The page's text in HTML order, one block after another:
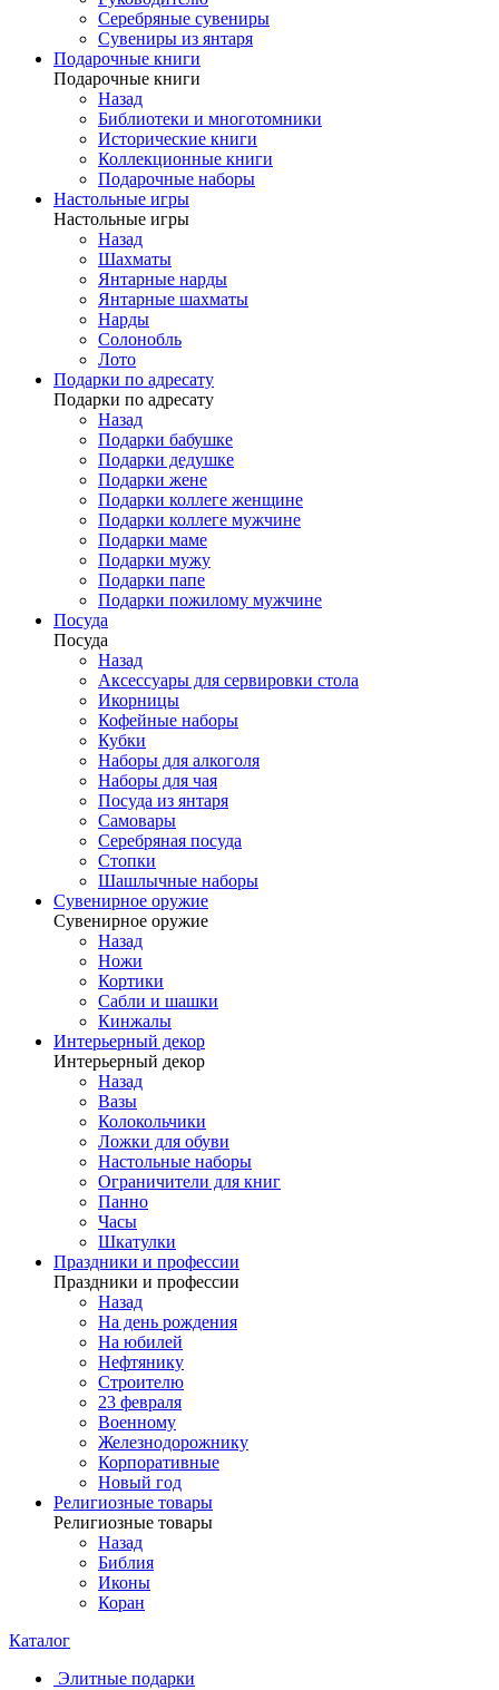
Серебряные сувениры
Сувениры из янтаря
Подарочные книги
Подарочные книги
Назад
Библиотеки и многотомники
Исторические книги
Коллекционные книги
Подарочные наборы
Настольные игры
Настольные игры
Назад
Шахматы
Янтарные нарды
Янтарные шахматы
Нарды
Солонобль
Лото
Подарки по адресату
Подарки по адресату
Назад
Подарки бабушке
Подарки дедушке
Подарки жене
Подарки коллеге женщине
Подарки коллеге мужчине
Подарки маме
Подарки мужу
Подарки папе
Подарки пожилому мужчине
Посуда
Посуда
Назад
Аксессуары для сервировки стола
Икорницы
Кофейные наборы
Кубки
Наборы для алкоголя
Наборы для чая
Посуда из янтаря
Самовары
Серебряная посуда
Стопки
Шашлычные наборы
Сувенирное оружие
Сувенирное оружие
Назад
Ножи
Кортики
Сабли и шашки
Кинжалы
Интерьерный декор
Интерьерный декор
Назад
Вазы
Колокольчики
Ложки для обуви
Настольные наборы
Ограничители для книг
Панно
Часы
Шкатулки
Праздники и профессии
Праздники и профессии
Назад
На день рождения
На юбилей
Нефтянику
Строителю
23 февраля
Военному
Железнодорожнику
Корпоративные
Новый год
Религиозные товары
Религиозные товары
Назад
Библия
Иконы
Коран
Каталог
Элитные подарки